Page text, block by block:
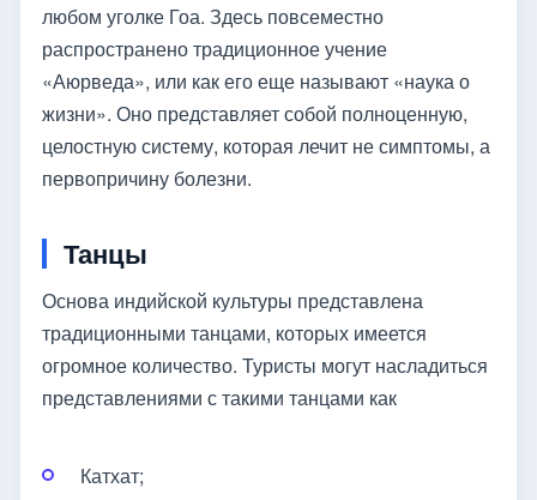
любом уголке Гоа. Здесь повсеместно
распространено традиционное учение
«Аюрведа», или как его еще называют «наука о
жизни». Оно представляет собой полноценную,
целостную систему, которая лечит не симптомы, а
первопричину болезни.
Танцы
Основа индийской культуры представлена
традиционными танцами, которых имеется
огромное количество. Туристы могут насладиться
представлениями с такими танцами как
Катхат;